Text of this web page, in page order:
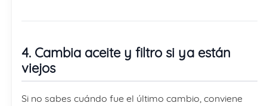
4. Cambia aceite y filtro si ya están
viejos
Si no sabes cuándo fue el último cambio, conviene